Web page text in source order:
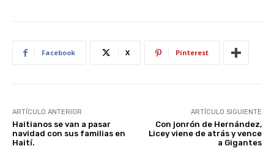
Facebook X Pinterest
ARTÍCULO ANTERIOR
Haitianos se van a pasar
navidad con sus familias en
Haití.
ARTÍCULO SIGUIENTE
Con jonrón de Hernández,
Licey viene de atrás y vence
a Gigantes